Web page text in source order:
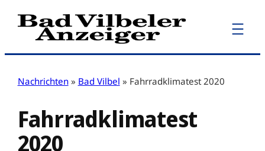
Zum
Inhalt
Nachrichten » Bad Vilbel » Fahrradklimatest 2020
Fahrradklimatest
2020